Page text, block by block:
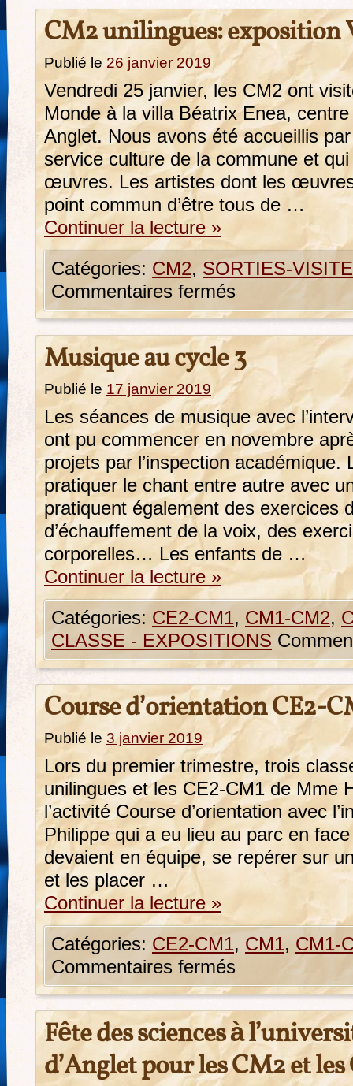
CM2 unilingues: exposition
Publié le 26 janvier 2019
Vendredi 25 janvier, les CM2 ont
Monde à la villa Béatrix Enea,
Anglet. Nous avons été accueillis
service culture de la commune et
œuvres. Les artistes dont les
point commun d’être tous de …
Continuer la lecture »
Catégories: CM2, SORTIES-
Commentaires fermés
Musique au cycle 3
Publié le 17 janvier 2019
Les séances de musique avec
ont pu commencer en novembre
projets par l’inspection
pratiquer le chant entre autre avec
pratiquent également des exercices
d’échauffement de la voix, des
corporelles… Les enfants de …
Continuer la lecture »
Catégories: CE2-CM1, CM1-CM2,
CLASSE - EXPOSITIONS
Course d’orientation CE2-
Publié le 3 janvier 2019
Lors du premier trimestre, trois
unilingues et les CE2-CM1 de Mme
l’activité Course d’orientation avec
Philippe qui a eu lieu au parc en
devaient en équipe, se repérer sur
et les placer …
Continuer la lecture »
Catégories: CE2-CM1, CM1, CM1-
Commentaires fermés
Fête des sciences à
d’Anglet pour les CM2 et